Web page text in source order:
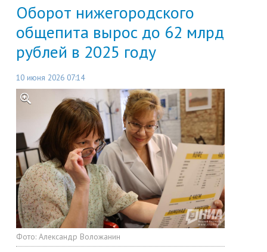
Оборот нижегородского
общепита вырос до 62 млрд
рублей в 2025 году
10 июня 2026 07:14
Фото: Александр Воложанин